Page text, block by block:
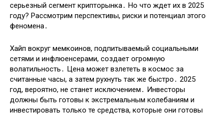
серьезный сегмент крипторынка․ Но что ждет их в 2025
году? Рассмотрим перспективы, риски и потенциал этого
феномена․
Хайп вокруг мемкоинов, подпитываемый социальными
сетями и инфлюенсерами, создает огромную
волатильность․ Цена может взлететь в космос за
считанные часы, а затем рухнуть так же быстро․ 2025
год, вероятно, не станет исключением․ Инвесторы
должны быть готовы к экстремальным колебаниям и
инвестировать только те средства, которые они готовы